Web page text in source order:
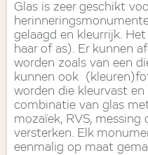
Glas is zeer geschikt
gelaagd en kleurrijk.
haar of as). Er kunnen
worden zoals van een
kunnen ook
worden die kleurvast
combinatie van glas
mozaïek, RVS,
versterken. Elk
eenmalig op maat